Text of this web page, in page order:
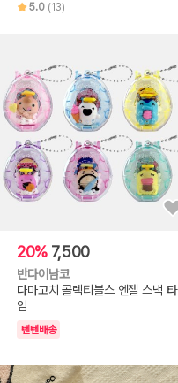
5.0 (13)
20% 7,500
반다이남코
다마고치 콜렉티블스 엔젤 스낵 타
임
텐텐배송